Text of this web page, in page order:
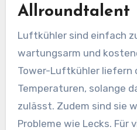
Allroundtalent
Luftkühler sind einfach
wartungsarm und
Tower-Luftkühler liefern
Temperaturen, solange
zulässt. Zudem sind sie
Probleme wie Lecks. Für